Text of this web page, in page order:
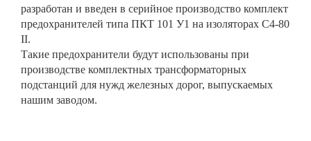
разработан и введен в серийное производство комплект
предохранителей типа ПКТ 101 У1 на изоляторах С4-80
II.
Такие предохранители будут использованы при
производстве комплектных трансформаторных
подстанций для нужд железных дорог, выпускаемых
нашим заводом.